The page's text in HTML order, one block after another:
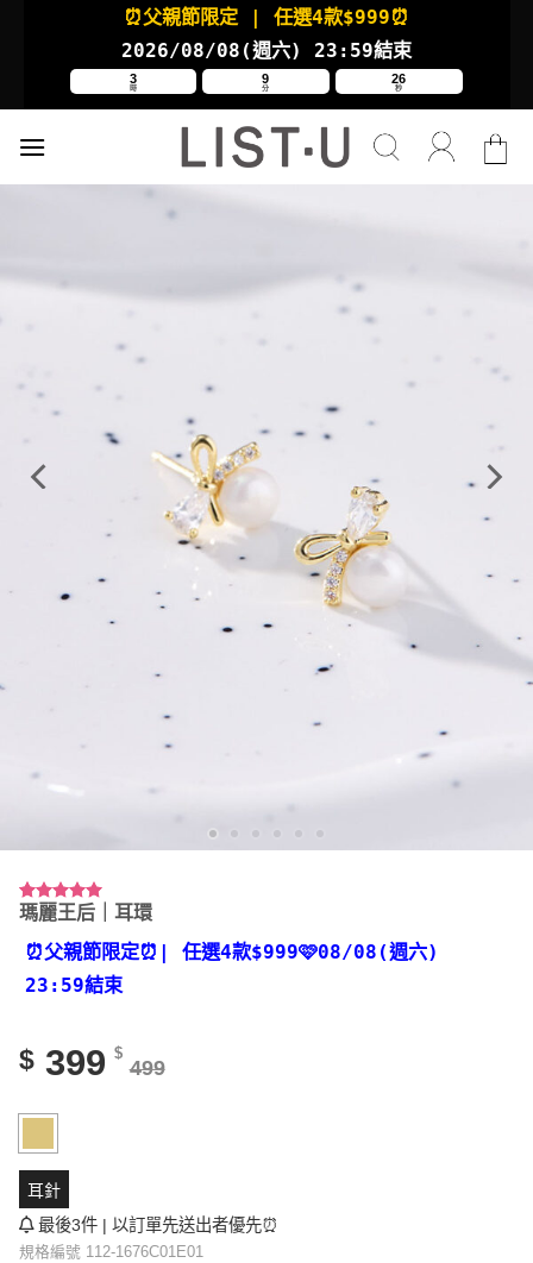
⏰父親節限定 | 任選4款$999⏰
2026/08/08(週六) 23:59結束
3
時
9
分
26
秒
評分5.00
4
位顧客進行
評分
瑪麗王后｜耳環
⏰父親節限定⏰ | 任選4款$999🩷08/08(週六)
23:59結束
$ 399 $
499
耳針
最後3件 | 以訂單先送出者優先⏰
規格編號 112-1676C01E01